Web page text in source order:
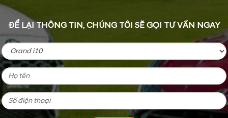
ĐỂ LẠI THÔNG TIN, CHÚNG TÔI SẼ GỌI TƯ VẤN NGAY